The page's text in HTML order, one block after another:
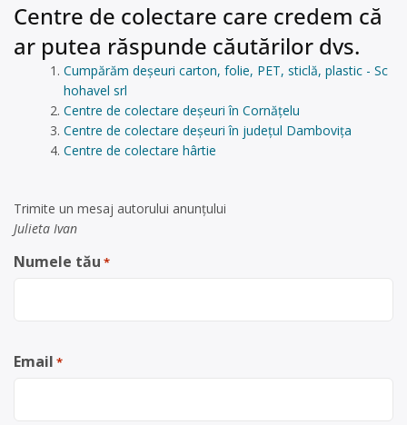
Centre de colectare care credem că
ar putea răspunde căutărilor dvs.
Cumpărăm deșeuri carton, folie, PET, sticlă, plastic - Sc
hohavel srl
Centre de colectare deșeuri în Cornăţelu
Centre de colectare deșeuri în județul Dambovița
Centre de colectare hârtie
Trimite un mesaj autorului anunţului
Julieta Ivan
Numele tău *
Email *